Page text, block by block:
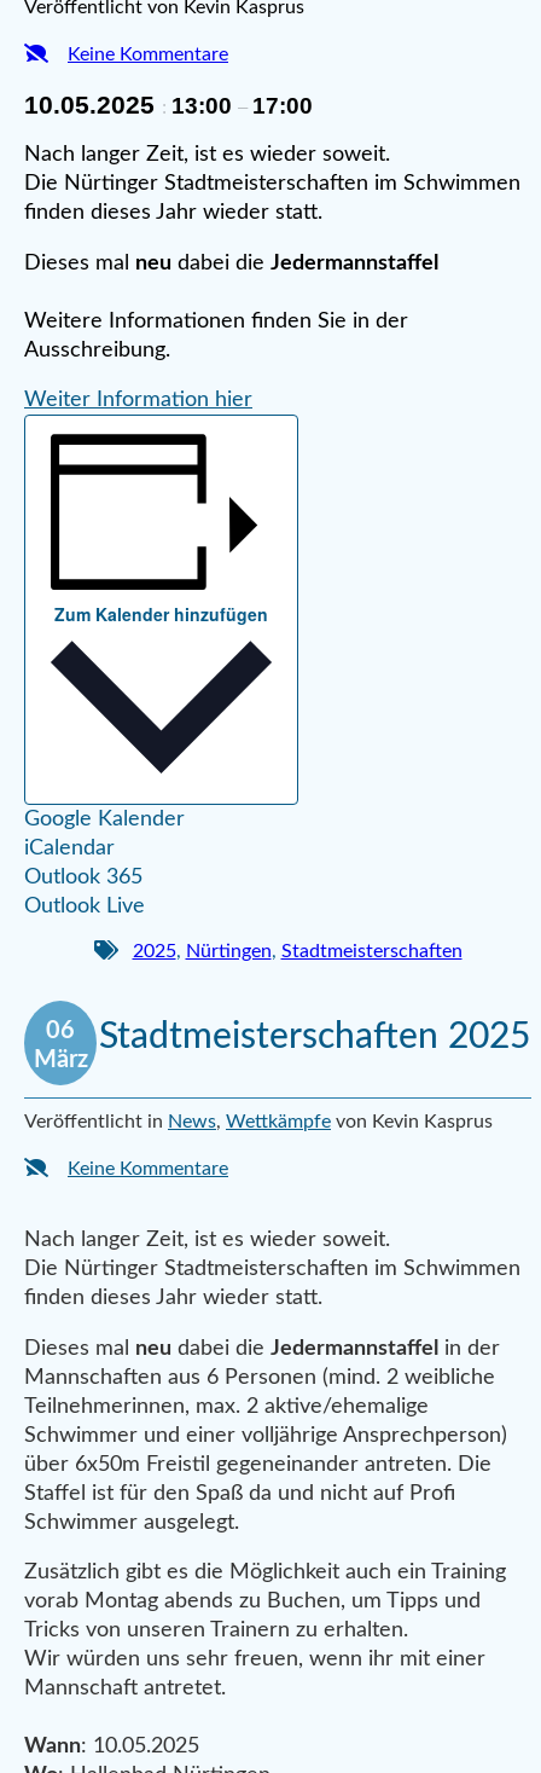
Veröffentlicht von Kevin Kasprus
Keine Kommentare
10.05.2025 : 13:00 – 17:00
Nach langer Zeit, ist es wieder soweit.
Die Nürtinger Stadtmeisterschaften im Schwimmen
finden dieses Jahr wieder statt.
Dieses mal neu dabei die Jedermannstaffel
Weitere Informationen finden Sie in der
Ausschreibung.
Weiter Information hier
Zum Kalender hinzufügen
Google Kalender
iCalendar
Outlook 365
Outlook Live
2025, Nürtingen, Stadtmeisterschaften
06
März
Stadtmeisterschaften 2025
Veröffentlicht in News, Wettkämpfe von Kevin Kasprus
Keine Kommentare
Nach langer Zeit, ist es wieder soweit.
Die Nürtinger Stadtmeisterschaften im Schwimmen
finden dieses Jahr wieder statt.
Dieses mal neu dabei die Jedermannstaffel
in der
Mannschaften aus 6 Personen (mind. 2 weibliche
Teilnehmerinnen, max. 2 aktive/ehemalige
Schwimmer und einer volljährige Ansprechperson)
über 6x50m Freistil gegeneinander antreten. Die
Staffel ist für den Spaß da und nicht auf Profi
Schwimmer ausgelegt.
Zusätzlich gibt es die Möglichkeit auch ein Training
vorab Montag abends zu Buchen, um Tipps und
Tricks von unseren Trainern zu erhalten.
Wir würden uns sehr freuen, wenn ihr mit einer
Mannschaft antretet.
Wann: 10.05.2025